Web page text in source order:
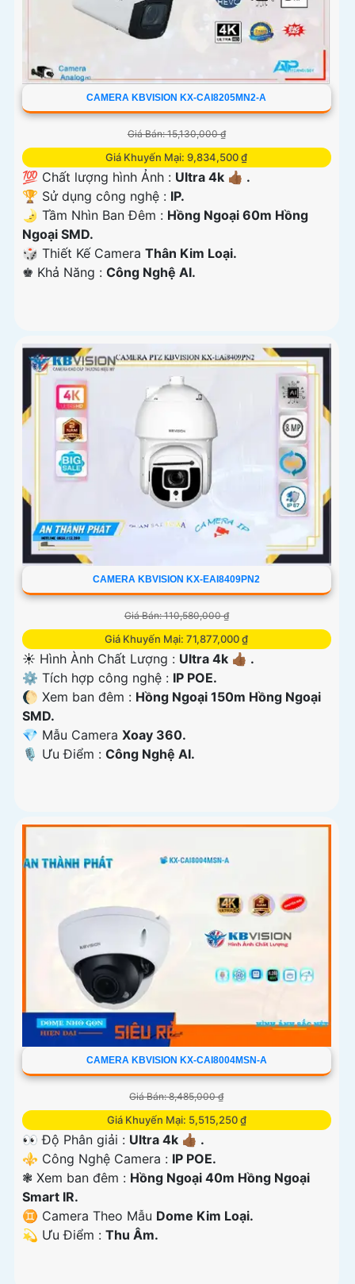
CAMERA KBVISION KX-CAI8205MN2-A
Giá Bán: 15,130,000 ₫
Giá Khuyến Mại: 9,834,500 ₫
💯 Chất lượng hình Ảnh : Ultra 4k 👍🏾 .
🏆 Sử dụng công nghệ : IP.
🌛 Tầm Nhìn Ban Đêm : Hồng Ngoại 60m Hồng
Ngoại SMD.
🎲 Thiết Kế Camera Thân Kim Loại.
️♚ Khả Năng : Công Nghệ AI.
CAMERA KBVISION KX-EAI8409PN2
Giá Bán: 110,580,000 ₫
Giá Khuyến Mại: 71,877,000 ₫
☀️ Hình Ành Chất Lượng : Ultra 4k 👍🏾 .
⚙ Tích hợp công nghệ : IP POE.
🌔 Xem ban đêm : Hồng Ngoại 150m Hồng Ngoại
SMD.
💎 Mẫu Camera Xoay 360.
️🎙 Ưu Điểm : Công Nghệ AI.
CAMERA KBVISION KX-CAI8004MSN-A
Giá Bán: 8,485,000 ₫
Giá Khuyến Mại: 5,515,250 ₫
👀 Độ Phân giải : Ultra 4k 👍🏾 .
⚜️ Công Nghệ Camera : IP POE.
❃ Xem ban đêm : Hồng Ngoại 40m Hồng Ngoại
Smart IR.
♊ Camera Theo Mẫu Dome Kim Loại.
️💫 Ưu Điểm : Thu Âm.